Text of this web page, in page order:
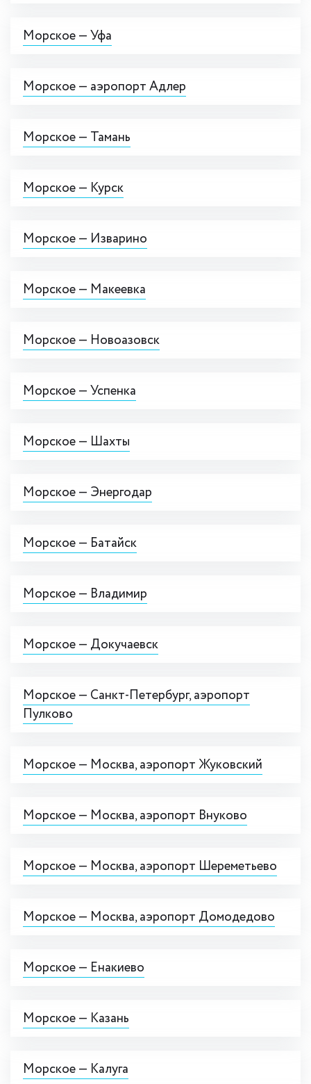
Морское — Уфа
Морское — аэропорт Адлер
Морское — Тамань
Морское — Курск
Морское — Изварино
Морское — Макеевка
Морское — Новоазовск
Морское — Успенка
Морское — Шахты
Морское — Энергодар
Морское — Батайск
Морское — Владимир
Морское — Докучаевск
Морское — Cанкт-Петербург, аэропорт
Пулково
Морское — Москва, аэропорт Жуковский
Морское — Москва, аэропорт Внуково
Морское — Москва, аэропорт Шереметьево
Морское — Москва, аэропорт Домодедово
Морское — Енакиево
Морское — Казань
Морское — Калуга